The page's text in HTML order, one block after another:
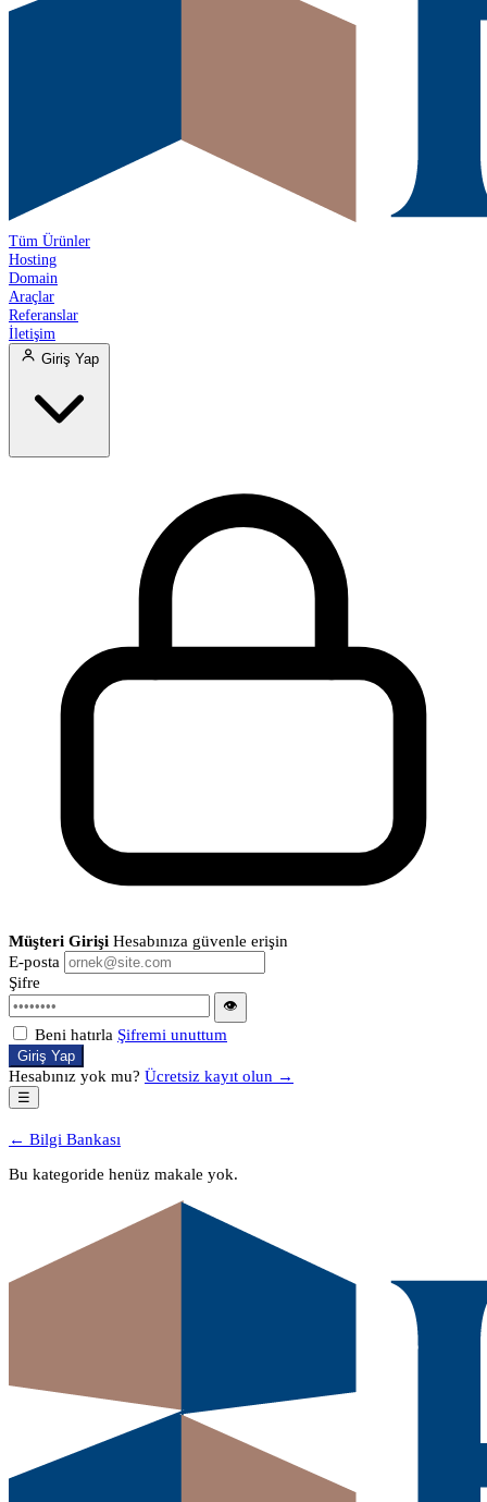
Tüm Ürünler
Hosting
Domain
Araçlar
Referanslar
İletişim
Giriş Yap
Müşteri Girişi Hesabınıza güvenle erişin
E-posta
Şifre
👁
Beni hatırla Şifremi unuttum
Giriş Yap
Hesabınız yok mu? Ücretsiz kayıt olun →
☰
← Bilgi Bankası
Bu kategoride henüz makale yok.